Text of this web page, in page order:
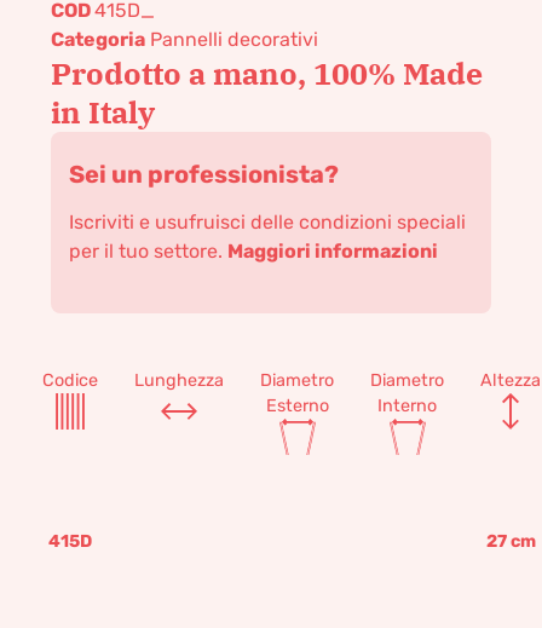
COD415D_
Categoria Pannelli decorativi
Prodotto a mano, 100% Made
in Italy
Sei un professionista?
Iscriviti e usufruisci delle condizioni speciali
per il tuo settore. Maggiori informazioni
Codice Lunghezza
Diametro
Esterno
Diametro
Interno
Altezza
415D 27cm